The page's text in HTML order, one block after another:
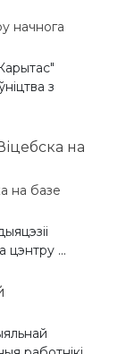
начнога
з
на базе
цэнтру ...